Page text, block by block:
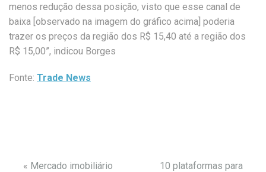
menos redução dessa posição, visto que esse canal de
baixa [observado na imagem do gráfico acima] poderia
trazer os preços da região dos R$ 15,40 até a região dos
R$ 15,00”, indicou Borges
Fonte: Trade News
« Mercado imobiliário
10 plataformas para